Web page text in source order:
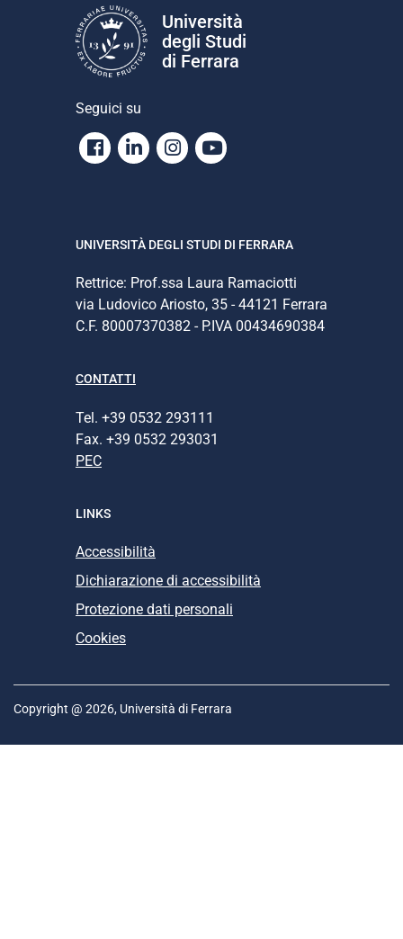
Università
degli Studi
di Ferrara
Seguici su
Facebook
LinkedinInstagram
Youtube
UNIVERSITÀ DEGLI STUDI DI FERRARA
Rettrice: Prof.ssa Laura Ramaciotti
via Ludovico Ariosto, 35 - 44121 Ferrara
C.F. 80007370382 - P.IVA 00434690384
CONTATTI
Tel. +39 0532 293111
Fax. +39 0532 293031
PEC
LINKS
Accessibilità
Dichiarazione di accessibilità
Protezione dati personali
Cookies
Copyright @ 2026, Università di Ferrara